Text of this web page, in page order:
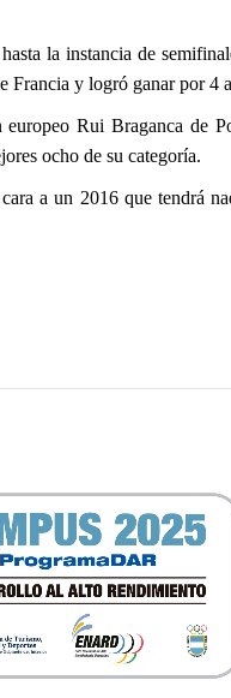
la instancia de
Francia y logró ganar por 4
Rui Braganca
ocho de su categoría.
a un 2016 que tendrá